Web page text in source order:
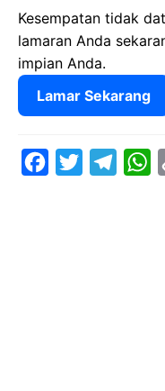
Kesempatan tidak
lamaran Anda
impian Anda.
Lamar Sekarang
W